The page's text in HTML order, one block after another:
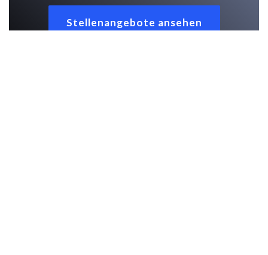
Stellenangebote ansehen